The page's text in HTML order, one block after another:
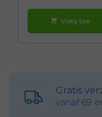
shopping_cart Voeg toe
Gratis
vanaf 69